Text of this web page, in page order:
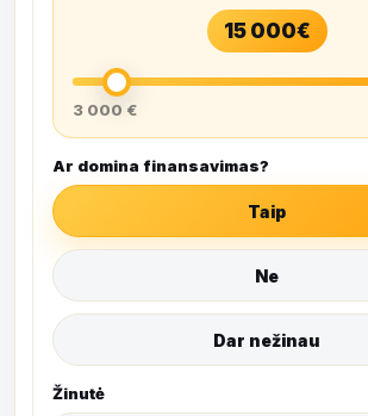
15 000€
3 000 €
Ar domina finansavimas?
Taip
Ne
Dar nežinau
Žinutė